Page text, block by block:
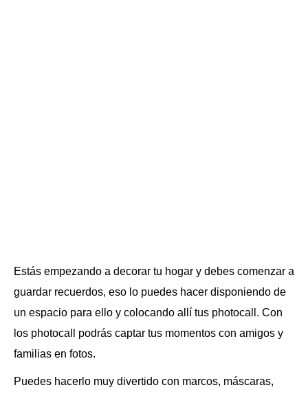
Estás empezando a decorar tu hogar y debes comenzar a
guardar recuerdos, eso lo puedes hacer disponiendo de
un espacio para ello y colocando allí tus photocall. Con
los photocall podrás captar tus momentos con amigos y
familias en fotos.
Puedes hacerlo muy divertido con marcos, máscaras,